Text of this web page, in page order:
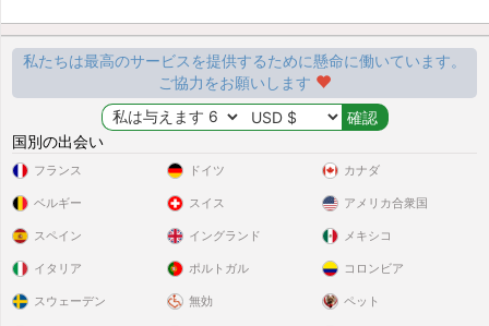
私たちは最高のサービスを提供するために懸命に働いています。
ご協力をお願いします
国別の出会い
フランス
ベルギー
スペイン
イタリア
スウェーデン
ドイツ
スイス
イングランド
ポルトガル
無効
カナダ
アメリカ合衆国
メキシコ
コロンビア
ペット